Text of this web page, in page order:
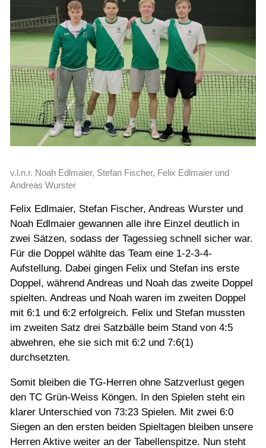
Jugend
Training
Gaststätte
v.l.n.r. Noah Edlmaier, Stefan Fischer, Felix Edlmaier und
Andreas Wurster
Felix Edlmaier, Stefan Fischer, Andreas Wurster und
Noah Edlmaier gewannen alle ihre Einzel deutlich in
zwei Sätzen, sodass der Tagessieg schnell sicher war.
Für die Doppel wählte das Team eine 1-2-3-4-
Aufstellung. Dabei gingen Felix und Stefan ins erste
Doppel, während Andreas und Noah das zweite Doppel
spielten. Andreas und Noah waren im zweiten Doppel
mit 6:1 und 6:2 erfolgreich. Felix und Stefan mussten
im zweiten Satz drei Satzbälle beim Stand von 4:5
abwehren, ehe sie sich mit 6:2 und 7:6(1)
durchsetzten.
Somit bleiben die TG-Herren ohne Satzverlust gegen
den TC Grün-Weiss Köngen. In den Spielen steht ein
klarer Unterschied von 73:23 Spielen. Mit zwei 6:0
Siegen an den ersten beiden Spieltagen bleiben unsere
Herren Aktive weiter an der Tabellenspitze. Nun steht